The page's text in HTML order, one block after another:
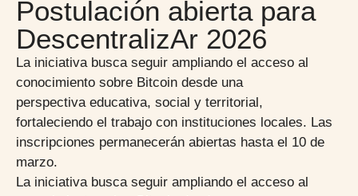
Postulación abierta para
DescentralizAr 2026
La iniciativa busca seguir ampliando el acceso al
conocimiento sobre Bitcoin desde una
perspectiva educativa, social y territorial,
fortaleciendo el trabajo con instituciones locales. Las
inscripciones permanecerán abiertas hasta el 10 de
marzo.
La iniciativa busca seguir ampliando el acceso al